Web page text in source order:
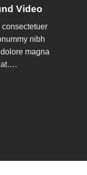
Video
consectetuer
nibh
magna